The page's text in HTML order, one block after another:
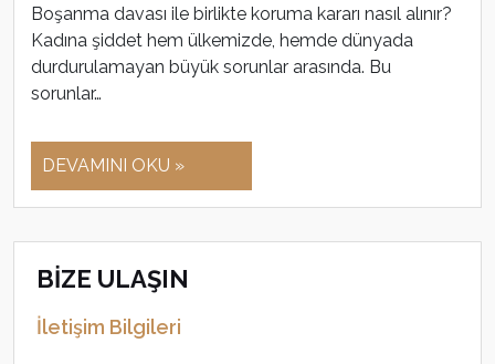
Boşanma davası ile birlikte koruma kararı nasıl alınır?
Kadına şiddet hem ülkemizde, hemde dünyada
durdurulamayan büyük sorunlar arasında. Bu
sorunlar…
DEVAMINI OKU »
BİZE ULAŞIN
İletişim Bilgileri